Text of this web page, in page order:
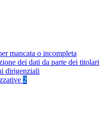
mancata o incompleta
dei dati da parte dei titolari
dirigenziali
2